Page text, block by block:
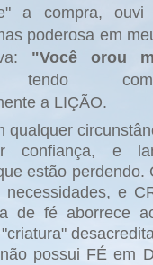
a compra,
poderosa em
"Você orou
a LIÇÃO.
qualquer
confiança, e
estão perdendo.
e
de fé aborrece
possui FÉ em